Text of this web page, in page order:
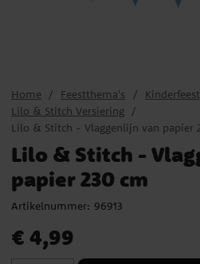
Home Feestthema's
Lilo & Stitch Versiering
Lilo & Stitch - Vlaggenlijn van papier
Lilo & Stitch -
papier 230 cm
Artikelnummer: 96913
Prijs: € 4,99
€ 4,99